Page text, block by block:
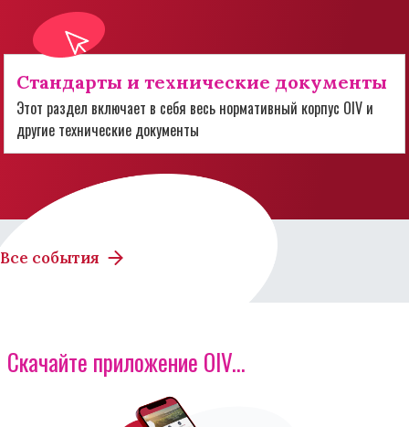
Стандарты и технические документы
Этот раздел включает в себя весь нормативный корпус OIV и
другие технические документы
Все события
Скачайте приложение OIV...
Изображение